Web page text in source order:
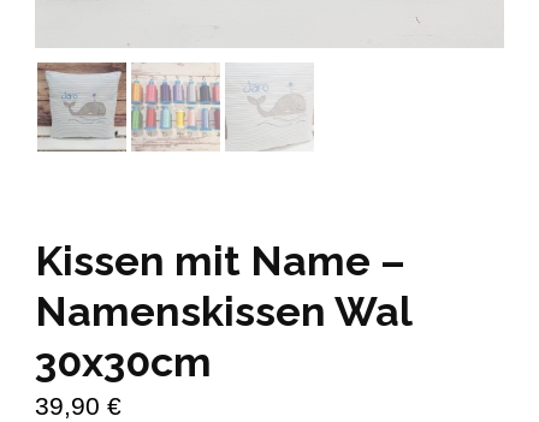
Kissen mit Name –
Namenskissen Wal
30x30cm
39,90 €